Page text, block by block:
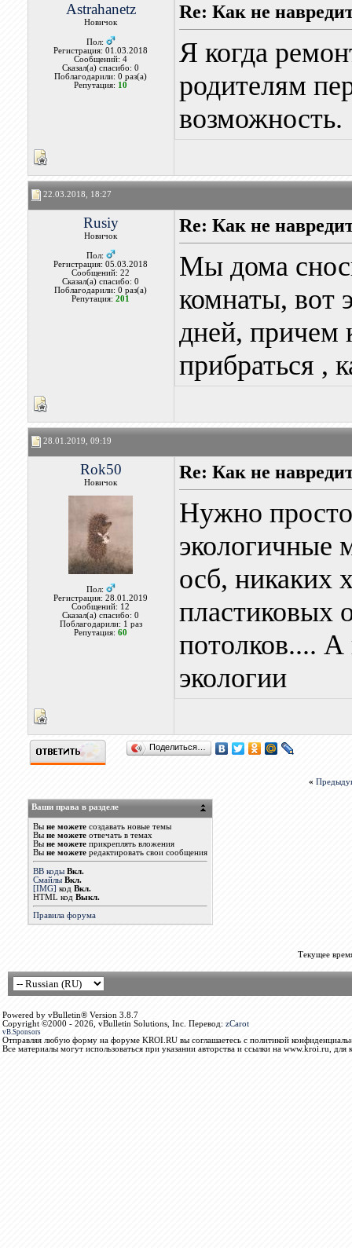
Astrahanetz
Новичок
Пол:
Регистрация: 01.03.2018
Сообщений: 4
Сказал(а) спасибо: 0
Поблагодарили: 0 раз(а)
Репутация: 10
Re: Как не
Я когда
родителям
возможность.
22.03.2018, 18:27
Rusiy
Новичок
Пол:
Регистрация: 05.03.2018
Сообщений: 22
Сказал(а) спасибо: 0
Поблагодарили: 0 раз(а)
Репутация:201
Re: Как не
Мы дома
комнаты, вот
дней, причем
прибраться ,
28.01.2019, 09:19
Rok50
Новичок
Пол:
Регистрация: 28.01.2019
Сообщений: 12
Сказал(а) спасибо: 0
Поблагодарили: 1 раз
Репутация:60
Re: Как не
Нужно просто
экологичные
осб, никаких
пластиковых
потолков....
экологии
Поделиться…
«
Ваши права в разделе
Вы не можетесоздавать новые темы
Вы не можетеотвечать в темах
Вы не можетеприкреплять вложения
Вы не можетередактировать свои сообщения
BB коды Вкл.
Смайлы Вкл.
[IMG] код Вкл.
HTML код Выкл.
Правила форума
Текущее
Powered by vBulletin® Version 3.8.7
Copyright ©2000 - 2026, vBulletin Solutions, Inc. Перевод: zCarot
vB.Sponsors
Отправляя любую форму на форуме KROI.RU вы соглашаетесь с политикой
Все материалы могут использоваться при указании авторства и ссылки на www.kroi.ru, для